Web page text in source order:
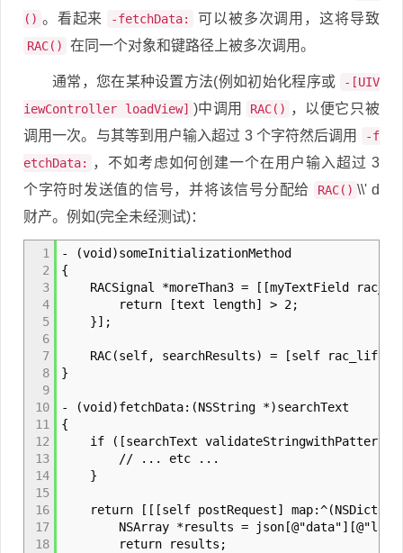
() 。看起来 -fetchData: 可以被多次调用，这将导致
RAC() 在同一个对象和键路径上被多次调用。
通常，您在某种设置方法(例如初始化程序或
-[UIV
iewController loadView] )中调用 RAC() ，以便它只被
调用一次。与其等到用户输入超过 3 个字符然后调用
-f
etchData:
，不如考虑如何创建一个在用户输入超过 3
个字符时发送值的信号，并将该信号分配给
RAC() \\' d
财产。例如(完全未经测试)：
1
2
3
4
5
6
7
8
9
10
11
12
13
14
15
16
17
18
- (void)someInitializationMethod
{
RACSignal *moreThan3 = [[myTextField
return [text length] > 2;
}];
RAC(self, searchResults) = [self
}
- (void)fetchData:(NSString *)searchText
{
if ([searchText
// ... etc ...
}
return [[[self postRequest]
NSArray *results =
return results;